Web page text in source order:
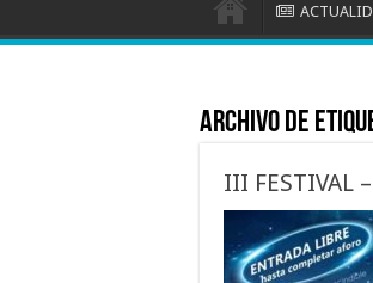
Archivo de
III FESTIVAL